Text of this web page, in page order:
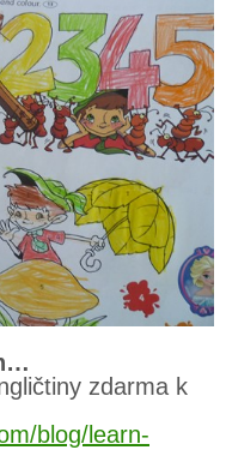
zdarma k
blog/learn-